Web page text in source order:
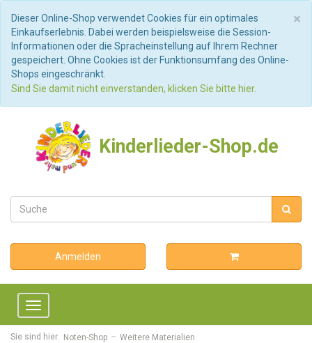
×
Dieser Online-Shop verwendet Cookies für ein optimales
Einkaufserlebnis. Dabei werden beispielsweise die Session-
Informationen oder die Spracheinstellung auf Ihrem Rechner
gespeichert. Ohne Cookies ist der Funktionsumfang des Online-
Shops eingeschränkt.
Sind Sie damit nicht einverstanden, klicken Sie bitte hier.
Kinderlieder-Shop.de
Anmelden
Toggle
navigation
Sie sind hier: Noten-Shop Weitere Materialien